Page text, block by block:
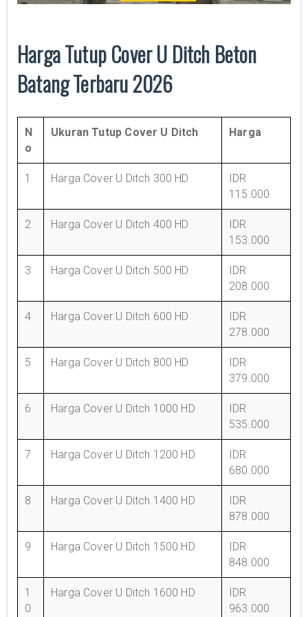
Harga Tutup Cover U Ditch Beton
Batang Terbaru 2026
N
o
Ukuran Tutup Cover U Ditch Harga
1 Harga Cover U Ditch 300 HD
IDR
115.000
2 Harga Cover U Ditch 400 HD
IDR
153.000
3 Harga Cover U Ditch 500 HD
IDR
208.000
4 Harga Cover U Ditch 600 HD
IDR
278.000
5 Harga Cover U Ditch 800 HD
IDR
379.000
6 Harga Cover U Ditch 1000 HD
IDR
535.000
7 Harga Cover U Ditch 1200 HD
IDR
680.000
8 Harga Cover U Ditch 1400 HD
IDR
878.000
9 Harga Cover U Ditch 1500 HD
IDR
848.000
1
0
Harga Cover U Ditch 1600 HD
IDR
963.000